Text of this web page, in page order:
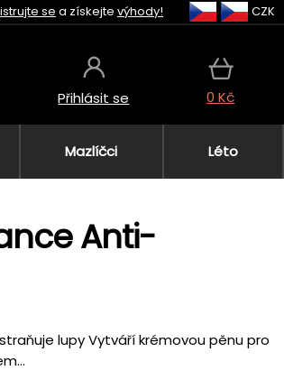
se a získejte výhody! CZK
Přihlásit se 0 Kč
Mazlíčci Léto
Anti-
lupy Vytváří krémovou pěnu pro